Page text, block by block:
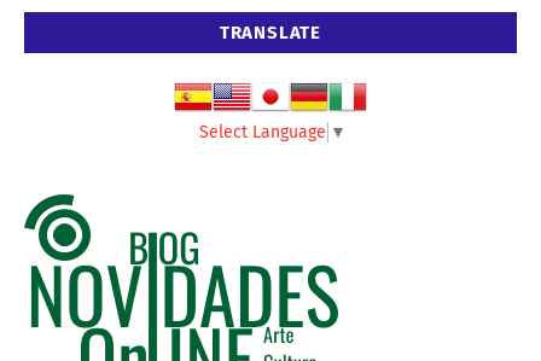
TRANSLATE
Select Language ▼